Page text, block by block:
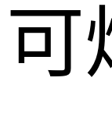
可